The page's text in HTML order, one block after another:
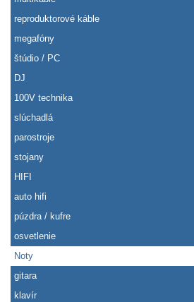
reproduktorové káble
megafóny
štúdio / PC
DJ
100V technika
slúchadlá
parostroje
stojany
HIFI
auto hifi
púzdra / kufre
osvetlenie
Noty
gitara
klavír